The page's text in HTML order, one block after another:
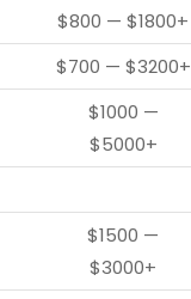
$800 — $1800+
$700 — $3200+
$1000 —
$5000+
$1500 —
$3000+